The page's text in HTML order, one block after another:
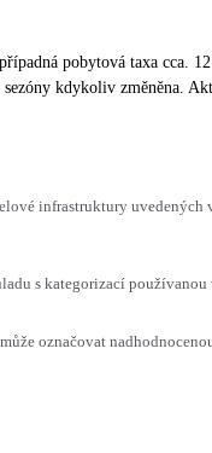
pobytová taxa cca.
kdykoliv změněna.
infrastruktury uvedených
s kategorizací
označovat